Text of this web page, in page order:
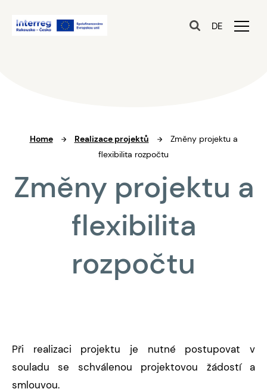
DE
Home Realizace projektů
Změny projektu a
flexibilita rozpočtu
Změny projektu a
flexibilita
rozpočtu
Při realizaci projektu je nutné postupovat v
souladu se schválenou projektovou žádostí a
smlouvou.